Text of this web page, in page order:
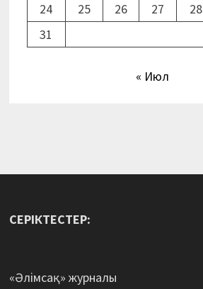
24
25 26 27 28
31
« Июл
СЕРІКТЕСТЕР:
«Әлімсақ» журналы